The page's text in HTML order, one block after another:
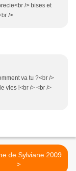
/> bises et
/>
va tu ?<br />
vies !<br /> <br />
de Sylviane 2009
>